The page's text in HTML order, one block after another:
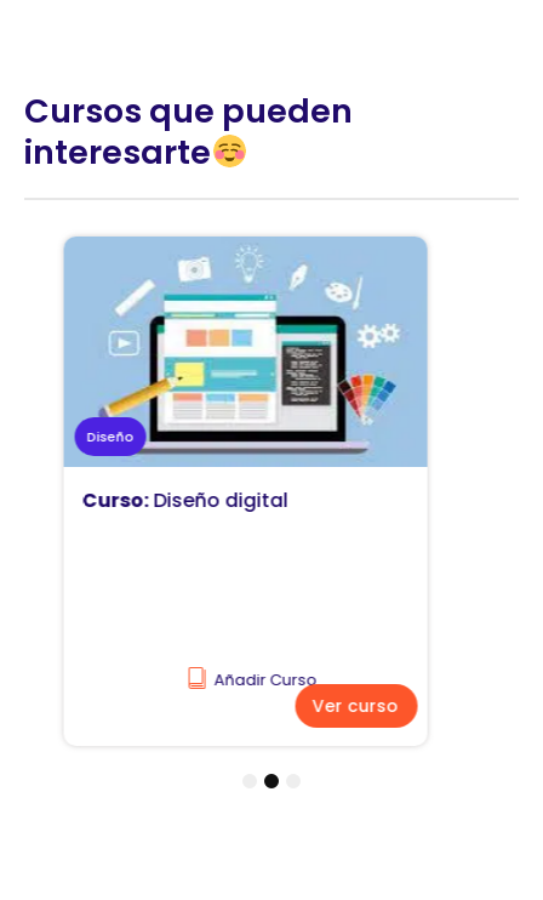
Cursos que pueden
interesarte
Marketing
Curso:Diseño y comunicación
Añadir Curso
Ver curso